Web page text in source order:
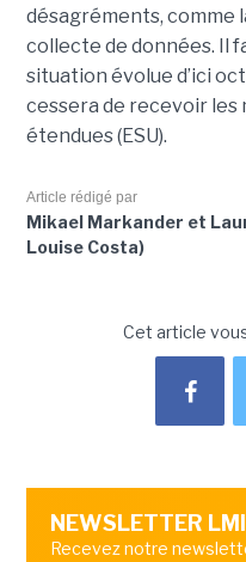
désagréments, comme
collecte de données. Il
situation évolue d’ici
cessera de recevoir les
étendues (ESU).
Article rédigé par
Mikael Markander et
Louise Costa)
Cet article
NEWSLETTER LMI
Recevez notre